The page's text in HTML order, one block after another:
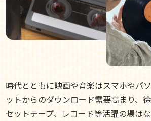
時代とともに映画や音楽はスマホやパ
ットからのダウンロード需要高まり、
セットテープ、レコード等活躍の場は